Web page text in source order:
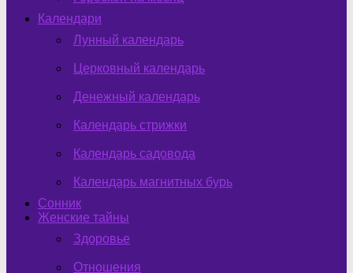
Календари
Лунный календарь
Церковный календарь
Денежный календарь
Календарь стрижки
Календарь садовода
Календарь магнитных бурь
Сонник
Женские тайны
Здоровье
Отношения